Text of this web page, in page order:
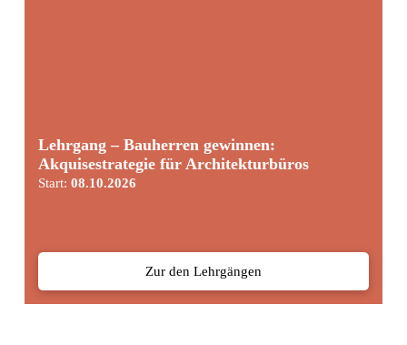
Lehrgang – Bauherren gewinnen:
Akquisestrategie für Architekturbüros
Start: 08.10.2026
Zur den Lehrgängen